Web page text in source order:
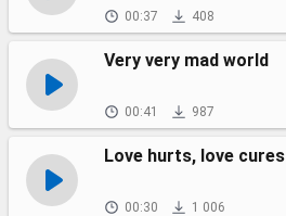
00:37 408
Very very mad world
00:41 987
Love hurts, love cures
00:30 1 006